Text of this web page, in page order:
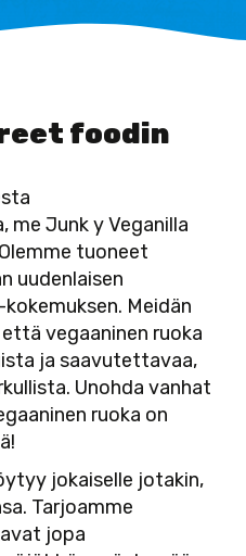
foodin
me Junk y Veganilla
tuoneet
uudenlaisen
Meidän
vegaaninen ruoka
ja saavutettavaa,
Unohda vanhat
ruoka on
jokaiselle jotakin,
Tarjoamme
jopa